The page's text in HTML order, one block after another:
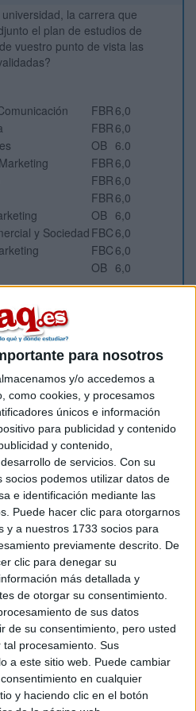
para nosotros
y/o accedemos a
como cookies, y procesamos
únicos e información
para publicidad y contenido
y contenido,
de servicios. Con su
socios podemos utilizar datos de
e identificación mediante las
Puede hacer clic para otorgarnos
y a nuestros 1733 socios para
previamente descrito. De
clic para denegar su
más detallada y
de otorgar su consentimiento.
de sus datos
de su consentimiento, pero usted
procesamiento. Sus
a este sitio web. Puede cambiar
en cualquier
y haciendo clic en el botón
la carrera que
el plan de estudios de
vuestro punto de vista las
FBR 6,0
FBR 6,0
OB 6.0
FBR 6,0
FBR 6,0
FBR 6,0
OB 6,0
y Sociedad FBC 6,0
FBC 6,0
OB 6,0
QUIERO CAMBIAR
I. 6 créditos ECTS
marketing. 6 créditos ECTS
6 créditos ECTS
créditos ECTS English for
empresarial. 6 créditos
y la comunicación. 6 créditos
Informática y TIC. 3
3 créditos ECTS
II. 3 créditos ECTS
ECTS.
3 créditos ECTS